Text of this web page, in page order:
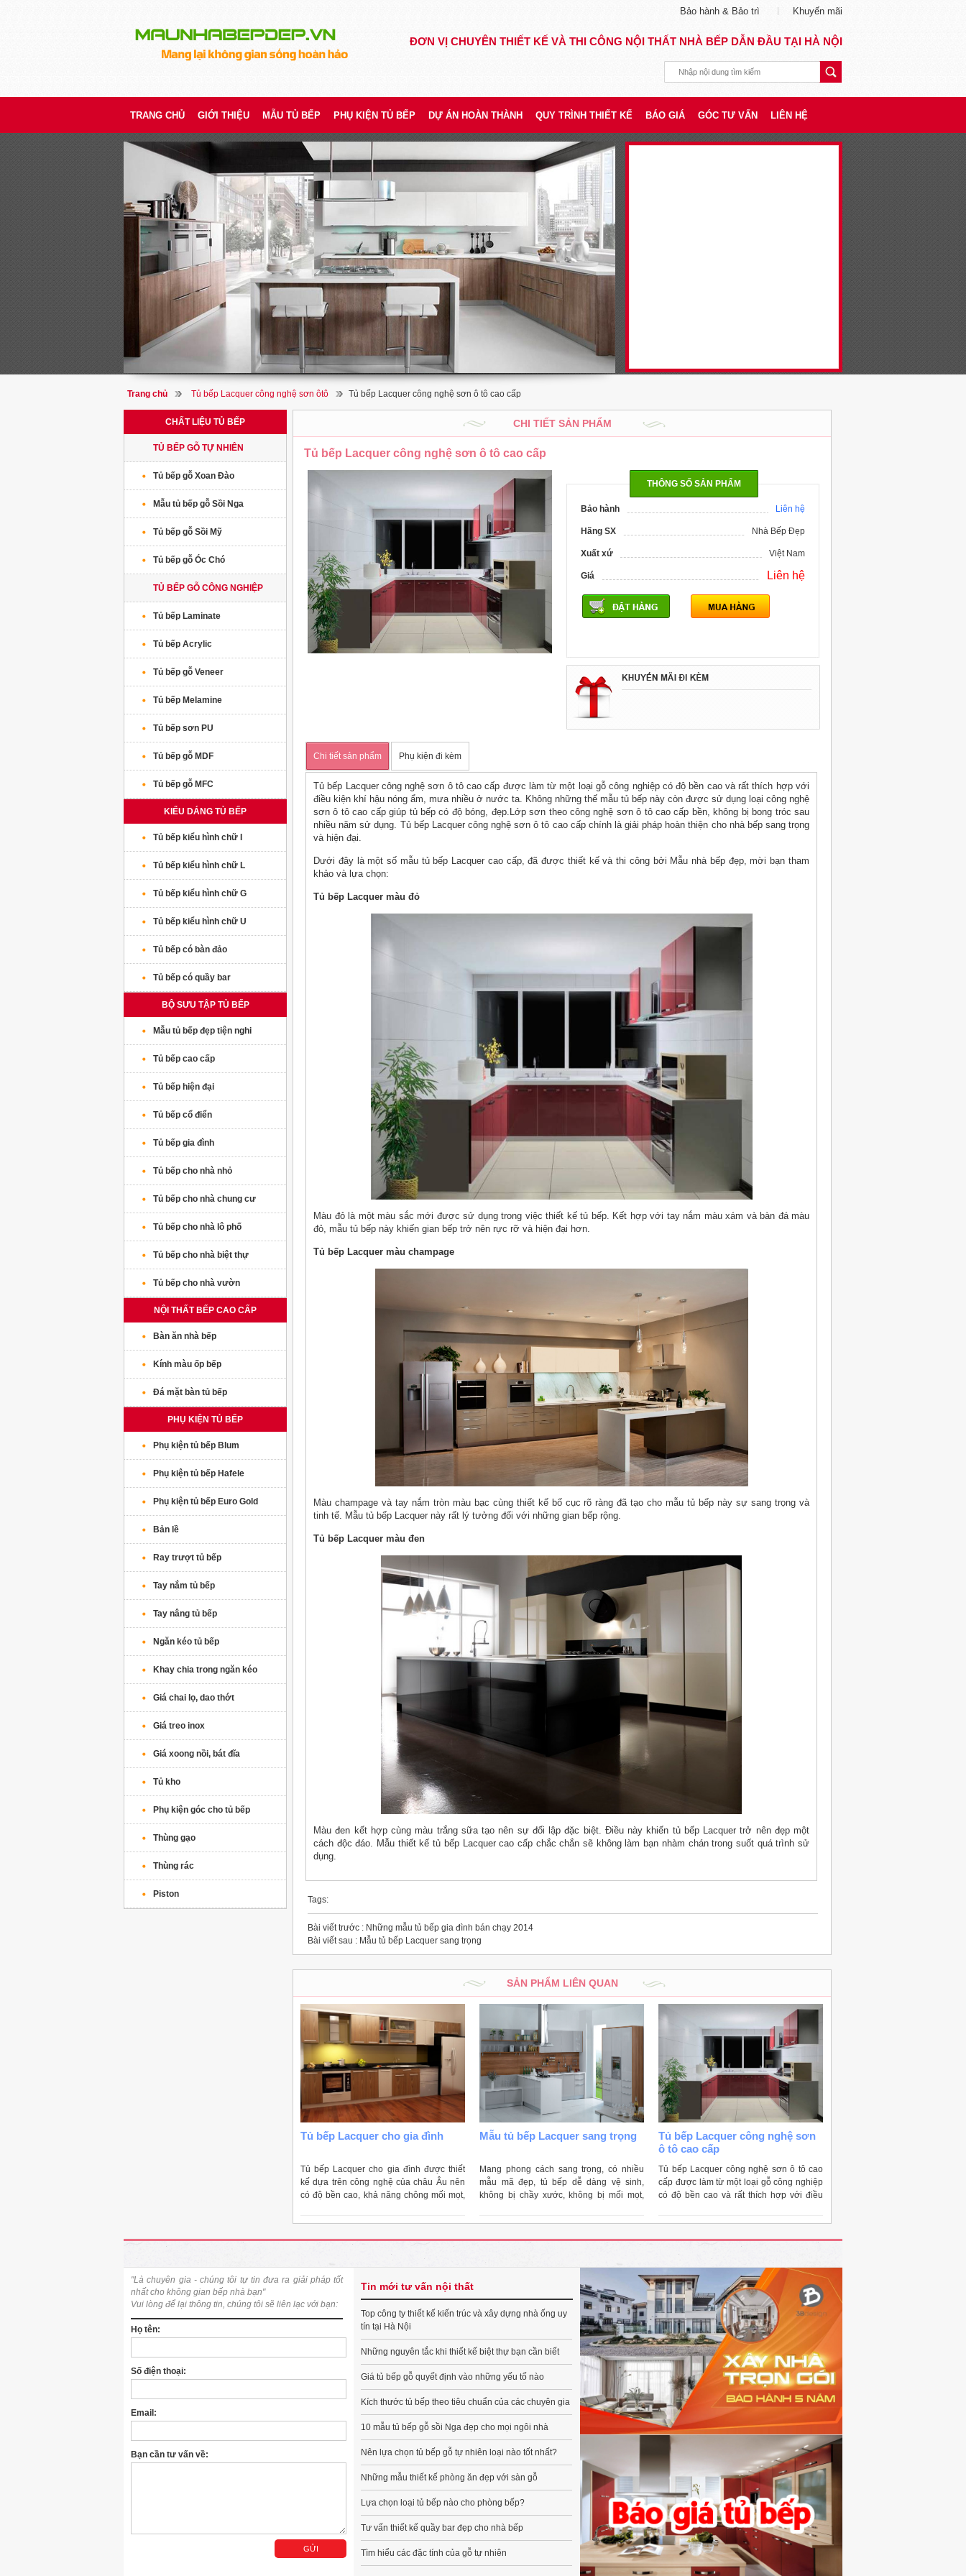
Bảo hành & Bảo trì Khuyến mãi
ĐƠN VỊ CHUYÊN THIẾT KẾ VÀ THI CÔNG NỘI THẤT NHÀ BẾP DẪN ĐẦU TẠI HÀ NỘI
TRANG CHỦ GIỚI THIỆU MẪU TỦ BẾP PHỤ KIỆN TỦ BẾP DỰ ÁN HOÀN THÀNH QUY TRÌNH THIẾT KẾ BÁO GIÁ GÓC TƯ VẤN LIÊN HỆ
Trang chủ Tủ bếp Lacquer công nghệ sơn ôtô Tủ bếp Lacquer công nghệ sơn ô tô cao cấp
CHI TIẾT SẢN PHẨM
Tủ bếp Lacquer công nghệ sơn ô tô cao cấp
THÔNG SỐ SẢN PHẨM
Bảo hành Liên hệ
Hãng SX Nhà Bếp Đẹp
Xuất xứ Việt Nam
Giá Liên hệ
Chi tiết sản phẩm Phụ kiện đi kèm
Tủ bếp Lacquer công nghệ sơn ô tô cao cấp được làm từ một loại gỗ công nghiệp có độ bền cao và rất thích hợp với
điều kiện khí hậu nóng ẩm, mưa nhiều ở nước ta. Không những thế mẫu tủ bếp này còn được sử dụng loại công nghệ
sơn ô tô cao cấp giúp tủ bếp có độ bóng, đẹp.Lớp sơn theo công nghệ sơn ô tô cao cấp bền, không bị bong tróc sau
nhiều năm sử dụng. Tủ bếp Lacquer công nghệ sơn ô tô cao cấp chính là giải pháp hoàn thiện cho nhà bếp sang trọng
và hiện đại.
Dưới đây là một số mẫu tủ bếp Lacquer cao cấp, đã được thiết kế và thi công bởi Mẫu nhà bếp đẹp, mời bạn tham
khảo và lựa chọn:
Tủ bếp Lacquer màu đỏ
Màu đỏ là một màu sắc mới được sử dụng trong việc thiết kế tủ bếp. Kết hợp với tay nắm màu xám và bàn đá màu
đỏ, mẫu tủ bếp này khiến gian bếp trở nên rực rỡ và hiện đại hơn.
Tủ bếp Lacquer màu champage
Màu champage và tay nắm tròn màu bạc cùng thiết kế bố cục rõ ràng đã tạo cho mẫu tủ bếp này sự sang trọng và
tinh tế. Mẫu tủ bếp Lacquer này rất lý tưởng đối với những gian bếp rộng.
Tủ bếp Lacquer màu đen
Màu đen kết hợp cùng màu trắng sữa tạo nên sự đối lập đặc biệt. Điều này khiến tủ bếp Lacquer trở nên đẹp một
cách độc đáo. Mẫu thiết kế tủ bếp Lacquer cao cấp chắc chắn sẽ không làm bạn nhàm chán trong suốt quá trình sử
dụng.
Tags:
Bài viết trước : Những mẫu tủ bếp gia đình bán chạy 2014
Bài viết sau : Mẫu tủ bếp Lacquer sang trọng
SẢN PHẨM LIÊN QUAN
Tủ bếp Lacquer cho gia đình
Tủ bếp Lacquer cho gia đình được thiết
kế dựa trên công nghệ của châu Âu nên
có độ bền cao, khả năng chông mối mọt,
Mẫu tủ bếp Lacquer sang trọng
Mang phong cách sang trọng, có nhiều
mẫu mã đẹp, tủ bếp dễ dàng vệ sinh,
không bị chầy xước, không bị mối mọt,
Tủ bếp Lacquer công nghệ sơn
ô tô cao cấp
Tủ bếp Lacquer công nghệ sơn ô tô cao
cấp được làm từ một loại gỗ công nghiệp
có độ bền cao và rất thích hợp với điều
CHẤT LIỆU TỦ BẾP
TỦ BẾP GỖ TỰ NHIÊN
Tủ bếp gỗ Xoan Đào
Mẫu tủ bếp gỗ Sồi Nga
Tủ bếp gỗ Sồi Mỹ
Tủ bếp gỗ Óc Chó
TỦ BẾP GỖ CÔNG NGHIỆP
Tủ bếp Laminate
Tủ bếp Acrylic
Tủ bếp gỗ Veneer
Tủ bếp Melamine
Tủ bếp sơn PU
Tủ bếp gỗ MDF
Tủ bếp gỗ MFC
KIỂU DÁNG TỦ BẾP
Tủ bếp kiểu hình chữ I
Tủ bếp kiểu hình chữ L
Tủ bếp kiểu hình chữ G
Tủ bếp kiểu hình chữ U
Tủ bếp có bàn đảo
Tủ bếp có quầy bar
BỘ SƯU TẬP TỦ BẾP
Mẫu tủ bếp đẹp tiện nghi
Tủ bếp cao cấp
Tủ bếp hiện đại
Tủ bếp cổ điển
Tủ bếp gia đình
Tủ bếp cho nhà nhỏ
Tủ bếp cho nhà chung cư
Tủ bếp cho nhà lô phố
Tủ bếp cho nhà biệt thự
Tủ bếp cho nhà vườn
NỘI THẤT BẾP CAO CẤP
Bàn ăn nhà bếp
Kính màu ốp bếp
Đá mặt bàn tủ bếp
PHỤ KIỆN TỦ BẾP
Phụ kiện tủ bếp Blum
Phụ kiện tủ bếp Hafele
Phụ kiện tủ bếp Euro Gold
Bản lề
Ray trượt tủ bếp
Tay nắm tủ bếp
Tay nâng tủ bếp
Ngăn kéo tủ bếp
Khay chia trong ngăn kéo
Giá chai lọ, dao thớt
Giá treo inox
Giá xoong nồi, bát đĩa
Tủ kho
Phụ kiện góc cho tủ bếp
Thùng gạo
Thùng rác
Piston
"Là chuyên gia - chúng tôi tự tin đưa ra giải pháp tốt
nhất cho không gian bếp nhà bạn"
Vui lòng để lại thông tin, chúng tôi sẽ liên lạc với bạn:
Họ tên:
Số điện thoại:
Email:
Bạn cần tư vấn về:
Tin mới tư vấn nội thất
Top công ty thiết kế kiến trúc và xây dựng nhà ống uy
tín tại Hà Nội
Những nguyên tắc khi thiết kế biệt thự bạn cần biết
Giá tủ bếp gỗ quyết định vào những yếu tố nào
Kích thước tủ bếp theo tiêu chuẩn của các chuyên gia
10 mẫu tủ bếp gỗ sồi Nga đẹp cho mọi ngôi nhà
Nên lựa chọn tủ bếp gỗ tự nhiên loại nào tốt nhất?
Những mẫu thiết kế phòng ăn đẹp với sàn gỗ
Lựa chọn loại tủ bếp nào cho phòng bếp?
Tư vấn thiết kế quầy bar đẹp cho nhà bếp
Tìm hiểu các đặc tính của gỗ tự nhiên